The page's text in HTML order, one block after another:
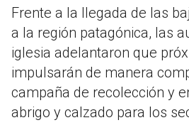
Frente a la llegada de las
a la región patagónica, las
iglesia adelantaron que
impulsarán de manera
campaña de recolección y
abrigo y calzado para los